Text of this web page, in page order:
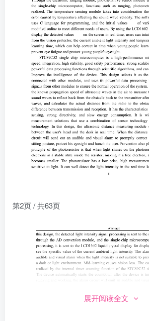
第2页 / 共63页
展开阅读全文